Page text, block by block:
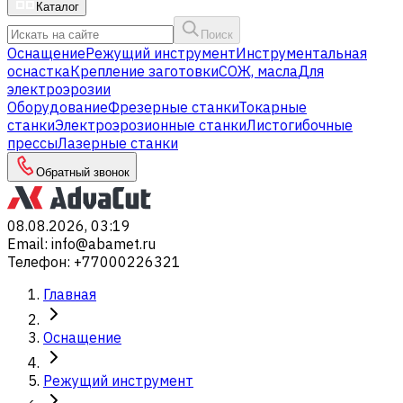
Каталог
Поиск
ОснащениеРежущий инструментИнструментальная
оснасткаКрепление заготовкиСОЖ, маслаДля
электроэрозии
ОборудованиеФрезерные станкиТокарные
станкиЭлектроэрозионные станкиЛистогибочные
прессыЛазерные станки
Обратный звонок
08.08.2026, 03:19
Email: info@abamet.ru
Телефон: +77000226321
Главная
Оснащение
Режущий инструмент